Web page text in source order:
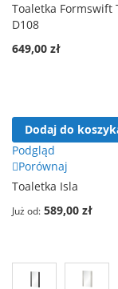
Toaletka Formswift
D108
649,00 zł
Dodaj do
Podgląd
Porównaj
Toaletka Isla
Już od 589,00 zł